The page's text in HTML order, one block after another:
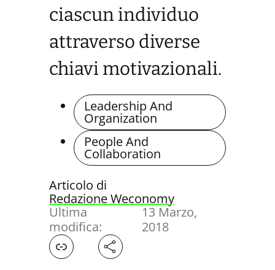
ciascun individuo
attraverso diverse
chiavi motivazionali.
Leadership And
Organization
People And
Collaboration
Articolo di
Redazione Weconomy
Ultima
modifica:
13 Marzo,
2018